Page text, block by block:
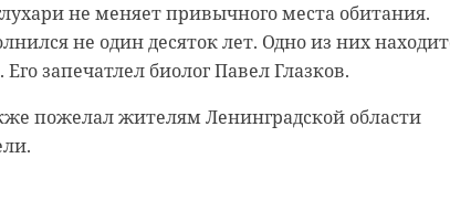
не меняет привычного места обитания.
не один десяток лет. Одно из них
запечатлел биолог Павел Глазков.
пожелал жителям Ленинградской области
опросили продавца продуктового
и соседей. Однако найти злоумышленника
полицейские будут смотреть записи с камер
около 40 лет. Он был одет в зеленую куртку.